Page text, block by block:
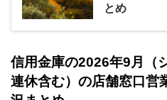
とめ
信用金庫の2026年9月（
連休含む）の店舗窓口営